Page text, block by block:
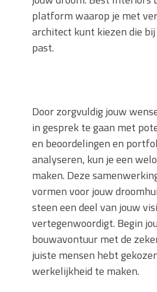
platform waarop je met
architect kunt kiezen die
past.
Door zorgvuldig jouw
in gesprek te gaan met
en beoordelingen en
analyseren, kun je een
maken. Deze
vormen voor jouw
steen een deel van jouw
vertegenwoordigt. Begin
bouwavontuur met de
juiste mensen hebt
werkelijkheid te maken.